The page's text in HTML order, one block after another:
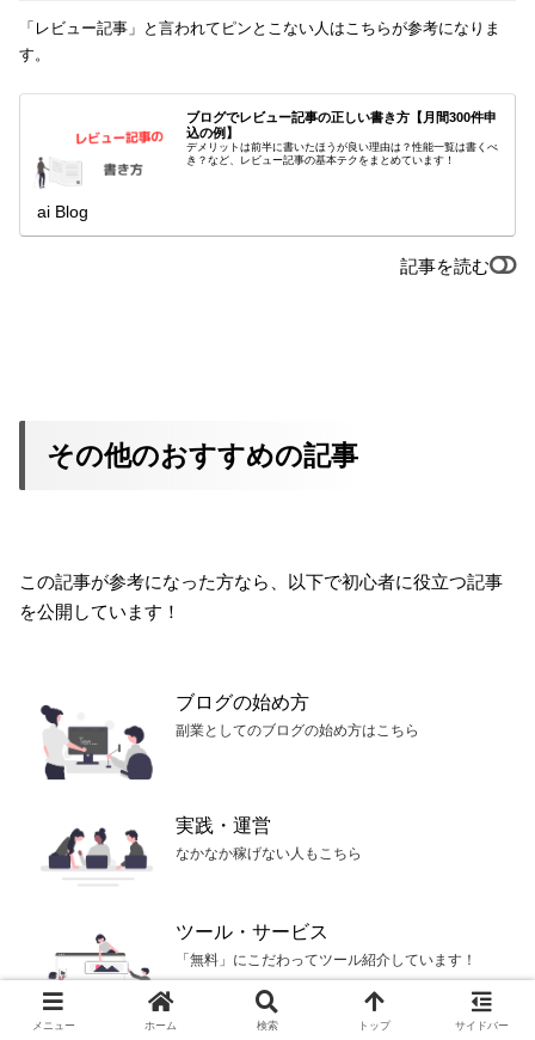
「レビュー記事」と言われてピンとこない人はこちらが参考になりま
す。
ブログでレビュー記事の正しい書き方【月間300件申
込の例】
デメリットは前半に書いたほうが良い理由は？性能一覧は書くべ
き？など、レビュー記事の基本テクをまとめています！
ai Blog
記事を読む
その他のおすすめの記事
この記事が参考になった方なら、以下で初心者に役立つ記事
を公開しています！
ブログの始め方
副業としてのブログの始め方はこちら
実践・運営
なかなか稼げない人もこちら
ツール・サービス
「無料」にこだわってツール紹介しています！
メニュー ホーム 検索 トップ サイドバー